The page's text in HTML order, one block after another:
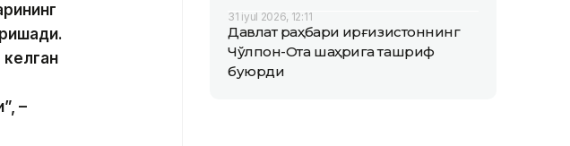
–
31 iyul 2026, 12:11
Давлат раҳбари Қирғизистоннинг
Чўлпон-Ота шаҳрига ташриф
буюрди